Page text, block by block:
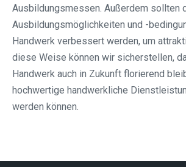
Ausbildungsmessen. Außerdem sollten
Ausbildungsmöglichkeiten und -
Handwerk verbessert werden, um
diese Weise können wir sicherstellen,
Handwerk auch in Zukunft florierend
hochwertige handwerkliche
werden können.